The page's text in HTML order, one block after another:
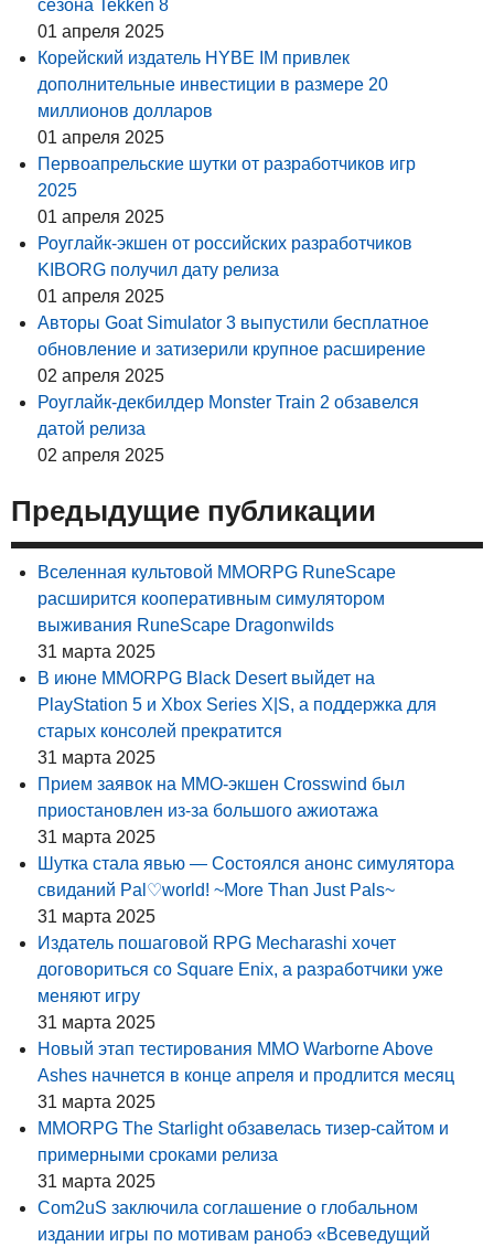
сезона Tekken 8
01 апреля 2025
Корейский издатель HYBE IM привлек
дополнительные инвестиции в размере 20
миллионов долларов
01 апреля 2025
Первоапрельские шутки от разработчиков игр
2025
01 апреля 2025
Роуглайк-экшен от российских разработчиков
KIBORG получил дату релиза
01 апреля 2025
Авторы Goat Simulator 3 выпустили бесплатное
обновление и затизерили крупное расширение
02 апреля 2025
Роуглайк-декбилдер Monster Train 2 обзавелся
датой релиза
02 апреля 2025
Предыдущие публикации
Вселенная культовой MMORPG RuneScape
расширится кооперативным симулятором
выживания RuneScape Dragonwilds
31 марта 2025
В июне MMORPG Black Desert выйдет на
PlayStation 5 и Xbox Series X|S, а поддержка для
старых консолей прекратится
31 марта 2025
Прием заявок на MMO-экшен Crosswind был
приостановлен из-за большого ажиотажа
31 марта 2025
Шутка стала явью — Состоялся анонс симулятора
свиданий Pal♡world! ~More Than Just Pals~
31 марта 2025
Издатель пошаговой RPG Mecharashi хочет
договориться со Square Enix, а разработчики уже
меняют игру
31 марта 2025
Новый этап тестирования MMO Warborne Above
Ashes начнется в конце апреля и продлится месяц
31 марта 2025
MMORPG The Starlight обзавелась тизер-сайтом и
примерными сроками релиза
31 марта 2025
Com2uS заключила соглашение о глобальном
издании игры по мотивам ранобэ «Всеведущий